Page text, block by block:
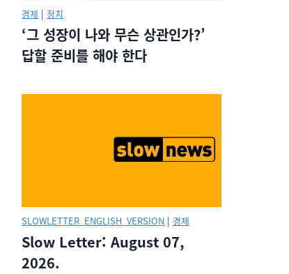
경제 | 정치
‘그 성장이 나와 무슨 상관인가?’
답할 준비를 해야 한다
SLOWLETTER_ENGLISH_VERSION | 경제
Slow Letter: August 07,
2026.